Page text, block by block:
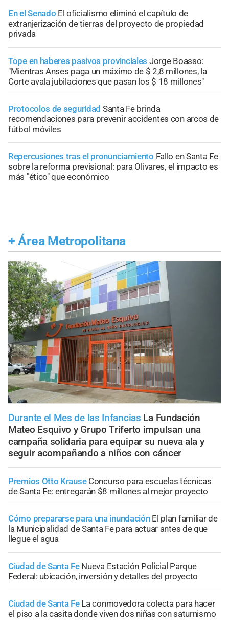
En el Senado El oficialismo eliminó el capítulo de
extranjerización de tierras del proyecto de propiedad
privada
Tope en haberes pasivos provinciales Jorge Boasso:
"Mientras Anses paga un máximo de $ 2,8 millones, la
Corte avala jubilaciones que pasan los $ 18 millones"
Protocolos de seguridad Santa Fe brinda
recomendaciones para prevenir accidentes con arcos de
fútbol móviles
Repercusiones tras el pronunciamiento Fallo en Santa Fe
sobre la reforma previsional: para Olivares, el impacto es
más "ético" que económico
+ Área Metropolitana
Durante el Mes de las Infancias La Fundación
Mateo Esquivo y Grupo Triferto impulsan una
campaña solidaria para equipar su nueva ala y
seguir acompañando a niños con cáncer
Premios Otto Krause Concurso para escuelas técnicas
de Santa Fe: entregarán $8 millones al mejor proyecto
Cómo prepararse para una inundación El plan familiar de
la Municipalidad de Santa Fe para actuar antes de que
llegue el agua
Ciudad de Santa Fe Nueva Estación Policial Parque
Federal: ubicación, inversión y detalles del proyecto
Ciudad de Santa Fe La conmovedora colecta para hacer
el piso a la casita donde viven dos niñas con saturnismo